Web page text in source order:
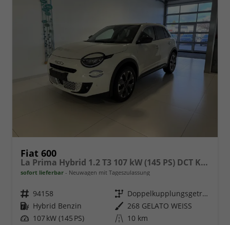
Fiat 600
La Prima Hybrid 1.2 T3 107 kW (145 PS) DCT Klimaautomatik, Massagesitz, Sitzheizung, elektrisch verstellbarer Fahrersitz, Radio, DAB, Apple CarPlay, Android Auto, Navigationssystem, 18 Zoll Leichtmetallfelgen, uvm.
sofort lieferbar Neuwagen mit Tageszulassung
Fahrzeugnr. 94158 Getriebe
Doppelkupplungsgetriebe (DSG)
Kraftstoff Hybrid Benzin Außenfarbe 268 GELATO WEISS
Leistung 107 kW (145 PS) Kilometerstand 10 km